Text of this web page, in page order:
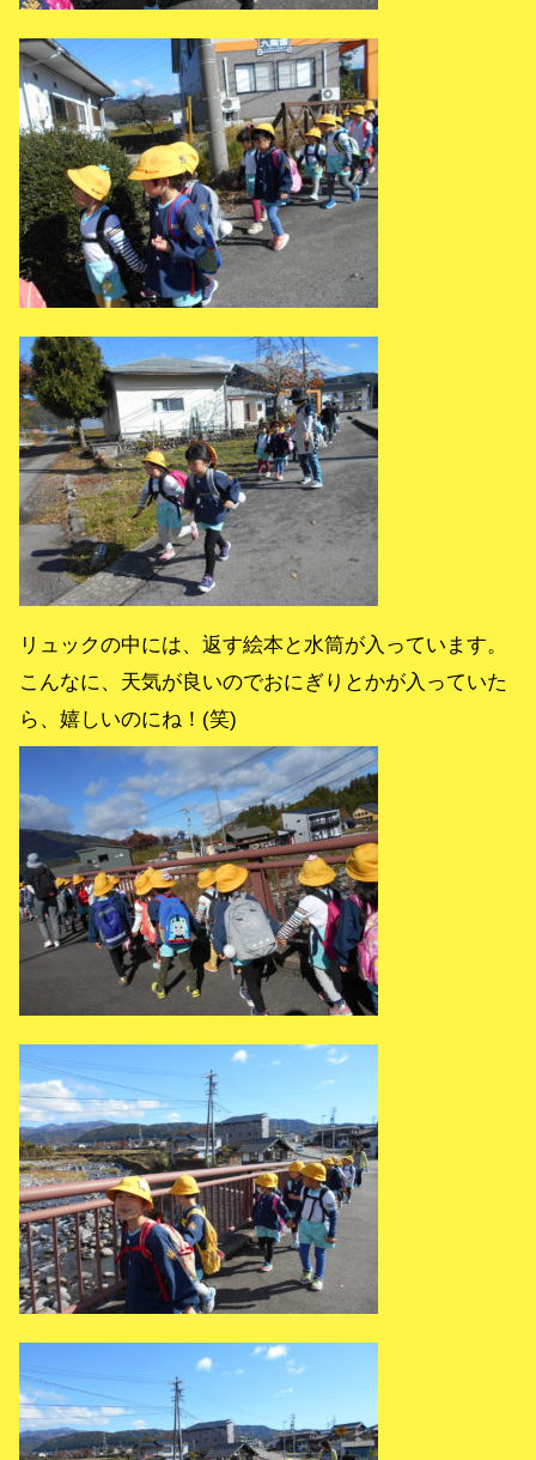
リュックの中には、返す絵本と水筒が入っています。
こんなに、天気が良いのでおにぎりとかが入っていた
ら、嬉しいのにね！(笑)